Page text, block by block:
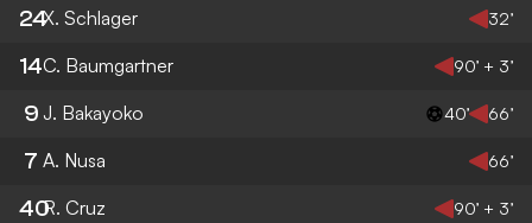
24X. Schlager 32’
14C. Baumgartner 90’ + 3’
9 J. Bakayoko 40’ 66’
7 A. Nusa 66’
40R. Cruz 90’ + 3’